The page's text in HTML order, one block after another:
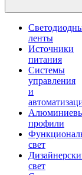
ленты
Источники
питания
Системы
управления
и
профили
свет
свет